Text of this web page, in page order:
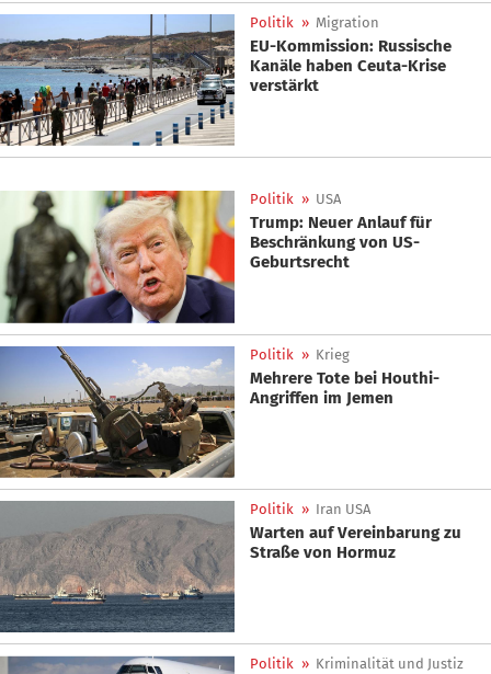
Politik » Migration
EU-Kommission: Russische
Kanäle haben Ceuta-Krise
verstärkt
Politik » USA
Trump: Neuer Anlauf für
Beschränkung von US-
Geburtsrecht
Politik » Krieg
Mehrere Tote bei Houthi-
Angriffen im Jemen
Politik » Iran USA
Warten auf Vereinbarung zu
Straße von Hormuz
Politik » Kriminalität und Justiz